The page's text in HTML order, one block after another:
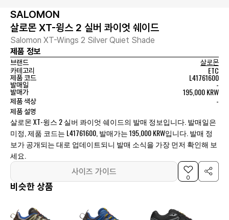
SALOMON
살로몬 XT-윙스 2 실버 콰이엇 쉐이드
Salomon XT-Wings 2 Silver Quiet Shade
제품 정보
브랜드
살로몬
카테고리
ETC
제품 코드 L41761600
발매일 -
발매가 195,000 KRW
제품 색상 -
제품 설명
살로몬 XT-윙스 2 실버 콰이엇 쉐이드의 발매 정보입니다. 발매일은
미정, 제품 코드는 L41761600, 발매가는 195,000 KRW입니다. 발매 정
보가 공개되는 대로 업데이트되니 발매 소식을 가장 먼저 확인해 보
세요.
사이즈 가이드
0
비슷한 상품